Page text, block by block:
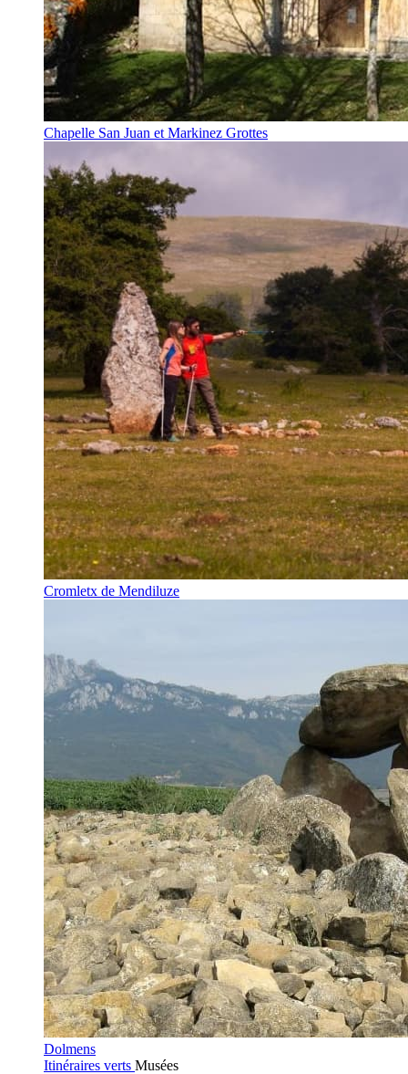
Chapelle San Juan et Markinez Grottes
Cromletx de Mendiluze
Dolmens
Itinéraires verts Musées